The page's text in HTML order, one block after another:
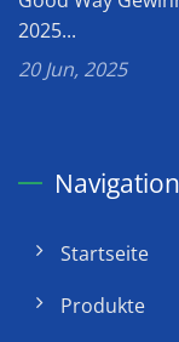
2025...
20 Jun, 2025
Navigation
Startseite
Produkte